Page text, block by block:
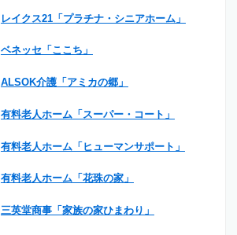
レイクス21「プラチナ・シニアホーム」
ベネッセ「ここち」
ALSOK介護「アミカの郷」
有料老人ホーム「スーパー・コート」
有料老人ホーム「ヒューマンサポート」
有料老人ホーム「花珠の家」
三英堂商事「家族の家ひまわり」